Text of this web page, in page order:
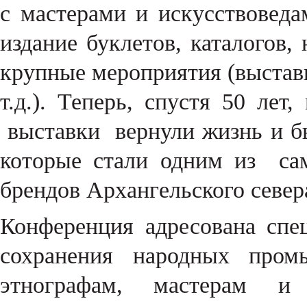
с мастерами и
издание буклетов,
крупные мероприятия
т.д.). Теперь, спустя 50
выставки вернули жизнь и
которые стали одним из
брендов Архангельского
Конференция адресована
сохранения народных
этнографам, мастерам